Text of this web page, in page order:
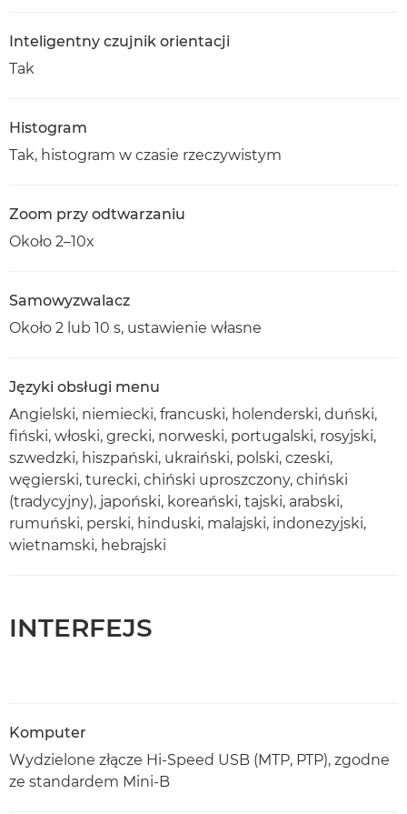
Inteligentny czujnik orientacji
Tak
Histogram
Tak, histogram w czasie rzeczywistym
Zoom przy odtwarzaniu
Około 2–10x
Samowyzwalacz
Około 2 lub 10 s, ustawienie własne
Języki obsługi menu
Angielski, niemiecki, francuski, holenderski, duński,
fiński, włoski, grecki, norweski, portugalski, rosyjski,
szwedzki, hiszpański, ukraiński, polski, czeski,
węgierski, turecki, chiński uproszczony, chiński
(tradycyjny), japoński, koreański, tajski, arabski,
rumuński, perski, hinduski, malajski, indonezyjski,
wietnamski, hebrajski
INTERFEJS
Komputer
Wydzielone złącze Hi-Speed USB (MTP, PTP), zgodne
ze standardem Mini-B